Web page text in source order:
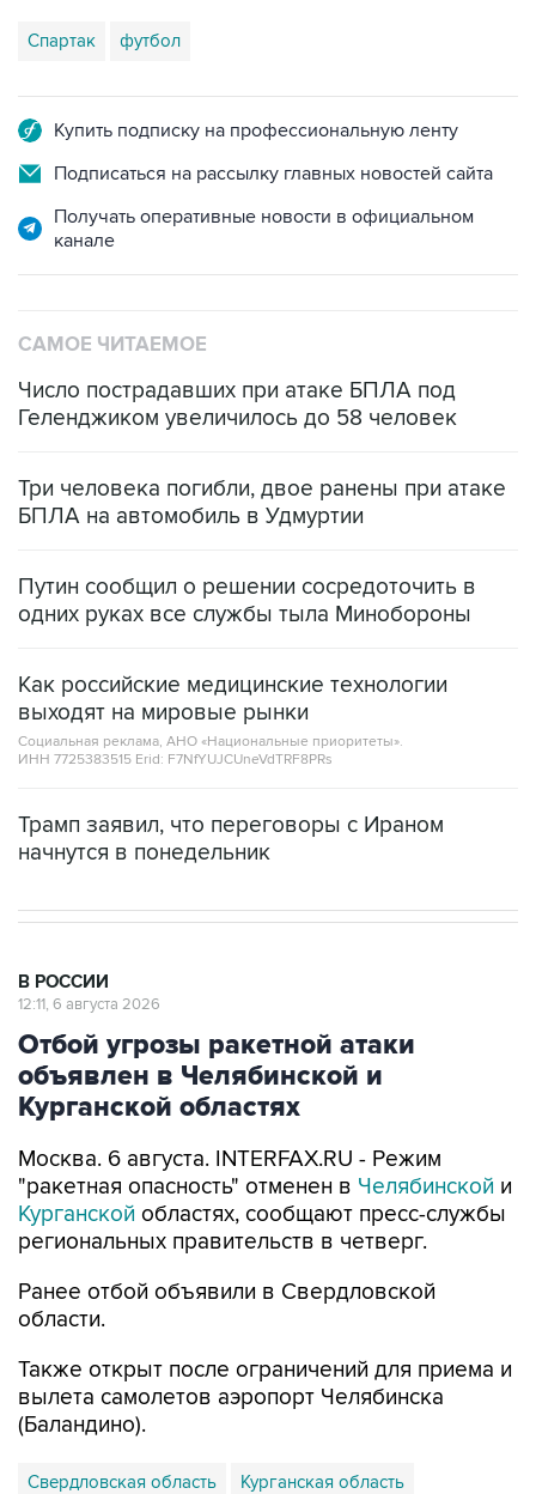
Спартак футбол
Купить подписку на профессиональную ленту
Подписаться на рассылку главных новостей сайта
Получать оперативные новости в официальном
канале
САМОЕ ЧИТАЕМОЕ
Число пострадавших при атаке БПЛА под
Геленджиком увеличилось до 58 человек
Три человека погибли, двое ранены при атаке
БПЛА на автомобиль в Удмуртии
Путин сообщил о решении сосредоточить в
одних руках все службы тыла Минобороны
Как российские медицинские технологии
выходят на мировые рынки
Социальная реклама, АНО «Национальные приоритеты».
ИНН 7725383515 Erid: F7NfYUJCUneVdTRF8PRs
Трамп заявил, что переговоры с Ираном
начнутся в понедельник
В РОССИИ
12:11, 6 августа 2026
Отбой угрозы ракетной атаки
объявлен в Челябинской и
Курганской областях
Москва. 6 августа. INTERFAX.RU - Режим
"ракетная опасность" отменен в Челябинской и
Курганской областях, сообщают пресс-службы
региональных правительств в четверг.
Ранее отбой объявили в Свердловской
области.
Также открыт после ограничений для приема и
вылета самолетов аэропорт Челябинска
(Баландино).
Свердловская область Курганская область